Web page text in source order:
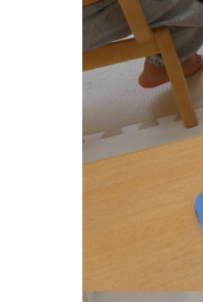
お知らせ
園のこと